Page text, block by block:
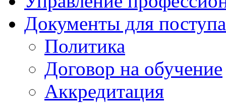
Документы для
Политика
Договор на обучение
Аккредитация